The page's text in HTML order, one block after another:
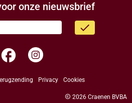
onze nieuwsbrief
done
facebook
Privacy Cookies
copyright 2026 Craenen BVBA